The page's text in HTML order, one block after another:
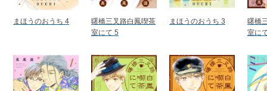
まほうのおうち 4
曙橋三叉路白鳳喫茶
室にて 5
まほうのおうち 3
曙橋
室に